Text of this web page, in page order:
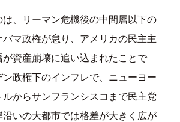
は、リーマン危機後の中間層以下の
マ政権が怠り、アメリカの民主主
資産崩壊に追い込まれたことで
政権下のインフレで、ニューヨー
ルからサンフランシスコまで民主党
沿いの大都市では格差が大きく広が